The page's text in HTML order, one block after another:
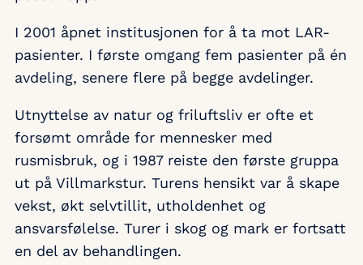
I 2001 åpnet institusjonen for å ta mot LAR-
pasienter. I første omgang fem pasienter på én
avdeling, senere flere på begge avdelinger.
Utnyttelse av natur og friluftsliv er ofte et
forsømt område for mennesker med
rusmisbruk, og i 1987 reiste den første gruppa
ut på Villmarkstur. Turens hensikt var å skape
vekst, økt selvtillit, utholdenhet og
ansvarsfølelse. Turer i skog og mark er fortsatt
en del av behandlingen.